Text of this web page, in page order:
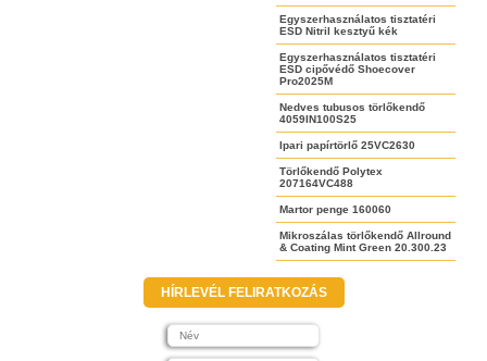
Egyszerhasználatos tisztatéri
ESD Nitril kesztyű kék
Egyszerhasználatos tisztatéri
ESD cipővédő Shoecover
Pro2025M
Nedves tubusos törlőkendő
4059IN100S25
Ipari papírtörlő 25VC2630
Törlőkendő Polytex
207164VC488
Martor penge 160060
Mikroszálas törlőkendő Allround
& Coating Mint Green 20.300.23
HÍRLEVÉL FELIRATKOZÁS